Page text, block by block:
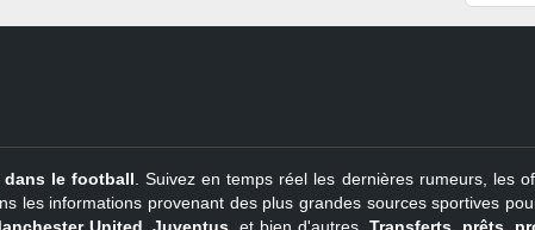
dans le football . Suivez en temps réel les dernières rumeurs, les
les informations provenant des plus grandes sources sportives